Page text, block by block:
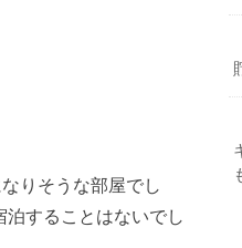
りそうな部屋でし
することはないでし